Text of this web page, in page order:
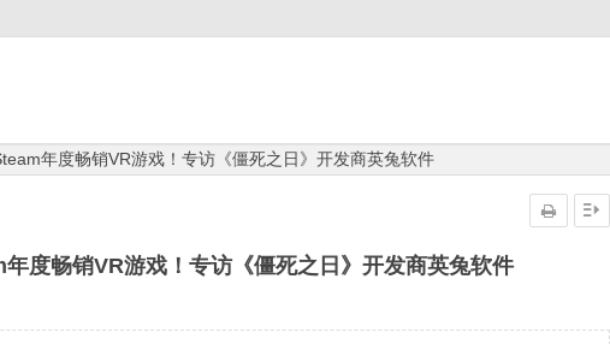
年度畅销VR游戏！专访《僵死之日》开发商英兔软件
度畅销VR游戏！专访《僵死之日》开发商英兔软件